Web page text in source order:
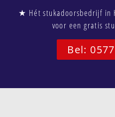
★ Hét stukadoorsbedrijf in
voor een gratis
Bel: